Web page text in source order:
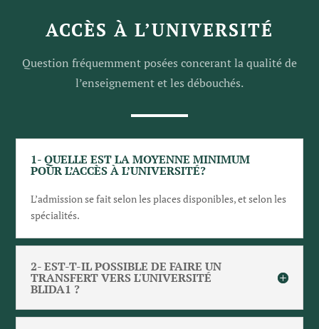
ACCÈS À L’UNIVERSITÉ
Question fréquemment posées concerant laqualité de
l’enseignement et les débouchés.
1- QUELLE EST LA MOYENNE MINIMUM
POUR L’ACCÈS À L’UNIVERSITÉ?
L’admission se fait selon les places disponibles, et selon les
spécialités.
2- EST-T-IL POSSIBLE DE FAIRE UN
TRANSFERT VERS L'UNIVERSITÉ
BLIDA1 ?